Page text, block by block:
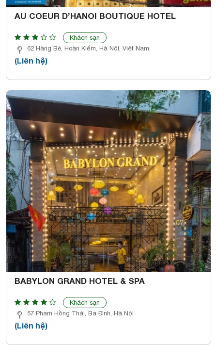
AU COEUR D’HANOI BOUTIQUE HOTEL
Khách sạn
62 Hàng Bè, Hoàn Kiếm, Hà Nội, Việt Nam
(Liên hệ)
BABYLON GRAND HOTEL & SPA
Khách sạn
57 Phạm Hồng Thái, Ba Đình, Hà Nội
(Liên hệ)